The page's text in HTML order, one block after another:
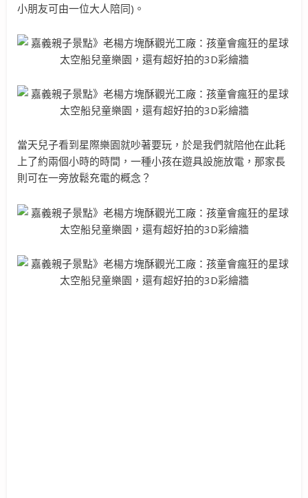
小朋友可由一位大人陪同)。
當天兒子看到星際樂園就吵著要玩，於是我們就陪他在此耗
上了約兩個小時的時間，一種小孩在遊具設施放電，那家長
則可在一旁放鬆充電的概念？